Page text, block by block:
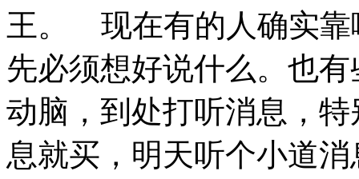
王。 现在有的人确实靠
先必须想好说什么。也
动脑，到处打听消息，
息就买，明天听个小道